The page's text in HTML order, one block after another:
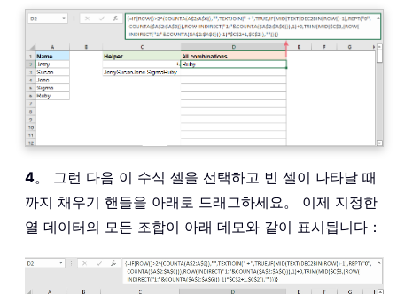
4。 그런 다음 이 수식 셀을 선택하고 빈 셀이 나타날 때
까지 채우기 핸들을 아래로 드래그하세요。 이제 지정한
열 데이터의 모든 조합이 아래 데모와 같이 표시됩니다：